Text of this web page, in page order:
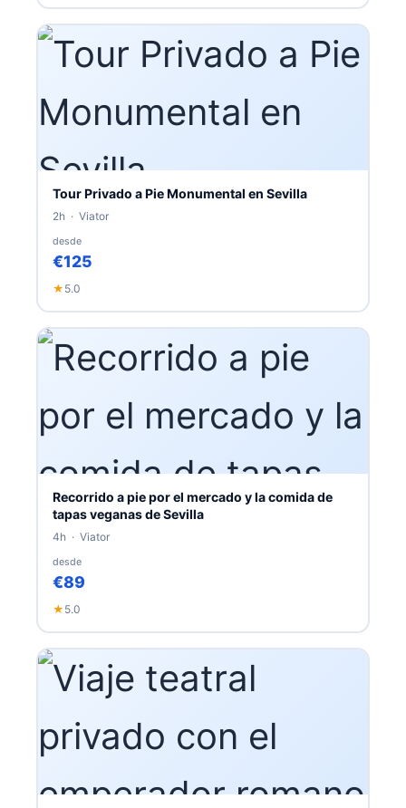
Tour Privado a Pie Monumental en Sevilla
2h · Viator
desde
€125
★ 5.0
Recorrido a pie por el mercado y la comida de
tapas veganas de Sevilla
4h · Viator
desde
€89
★ 5.0